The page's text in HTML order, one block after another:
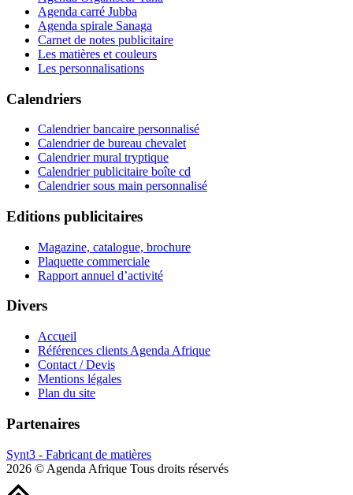
Agenda carré Jubba
Agenda spirale Sanaga
Carnet de notes publicitaire
Les matières et couleurs
Les personnalisations
Calendriers
Calendrier bancaire personnalisé
Calendrier de bureau chevalet
Calendrier mural tryptique
Calendrier publicitaire boîte cd
Calendrier sous main personnalisé
Editions publicitaires
Magazine, catalogue, brochure
Plaquette commerciale
Rapport annuel d’activité
Divers
Accueil
Références clients Agenda Afrique
Contact / Devis
Mentions légales
Plan du site
Partenaires
Synt3 - Fabricant de matières
2026 © Agenda Afrique Tous droits réservés